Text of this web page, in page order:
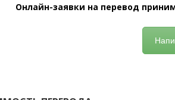
Онлайн-заявки на перевод